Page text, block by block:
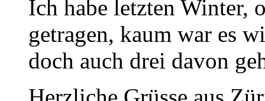
Ich habe letzten Winter,
getragen, kaum war es
doch auch drei davon